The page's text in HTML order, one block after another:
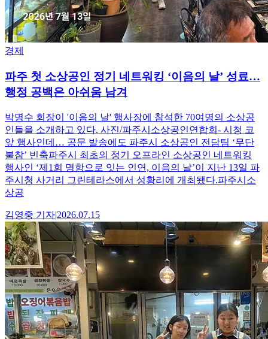
경제
파주 첫 소상공인 정기 네트워킹 ‘이음의 날’ 성료…
행정 공백은 아쉬움 남겨
박명수 회장이 '이음의 날' 행사장에 참석한 70여명의 소상공
인들을 소개하고 있다. 사진/파주시소상공인연합회- 시청 코
앞 행사인데… 공문 발송에도 파주시 소상공인 전담팀 ‘무단
불참’ 빈축파주시 최초의 정기 오프라인 소상공인 네트워킹
행사인 ‘제1회 명함으로 잇는 인연, 이음의 날’이 지난 13일 파
주시청 사거리 그린테라스에서 성황리에 개최됐다.파주시소
상공
김영중 기자|2026.07.15